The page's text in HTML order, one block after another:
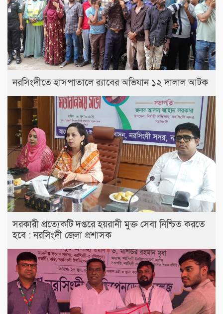
নরসিংদীতে হাসপাতালে র‍্যাবের অভিযান ১২ দালাল আটক
সরকারী প্রত্যেকটি দপ্তরে হয়রানী মুক্ত সেবা নিশ্চিত করতে
হবে : নরসিংদী জেলা প্রশাসক